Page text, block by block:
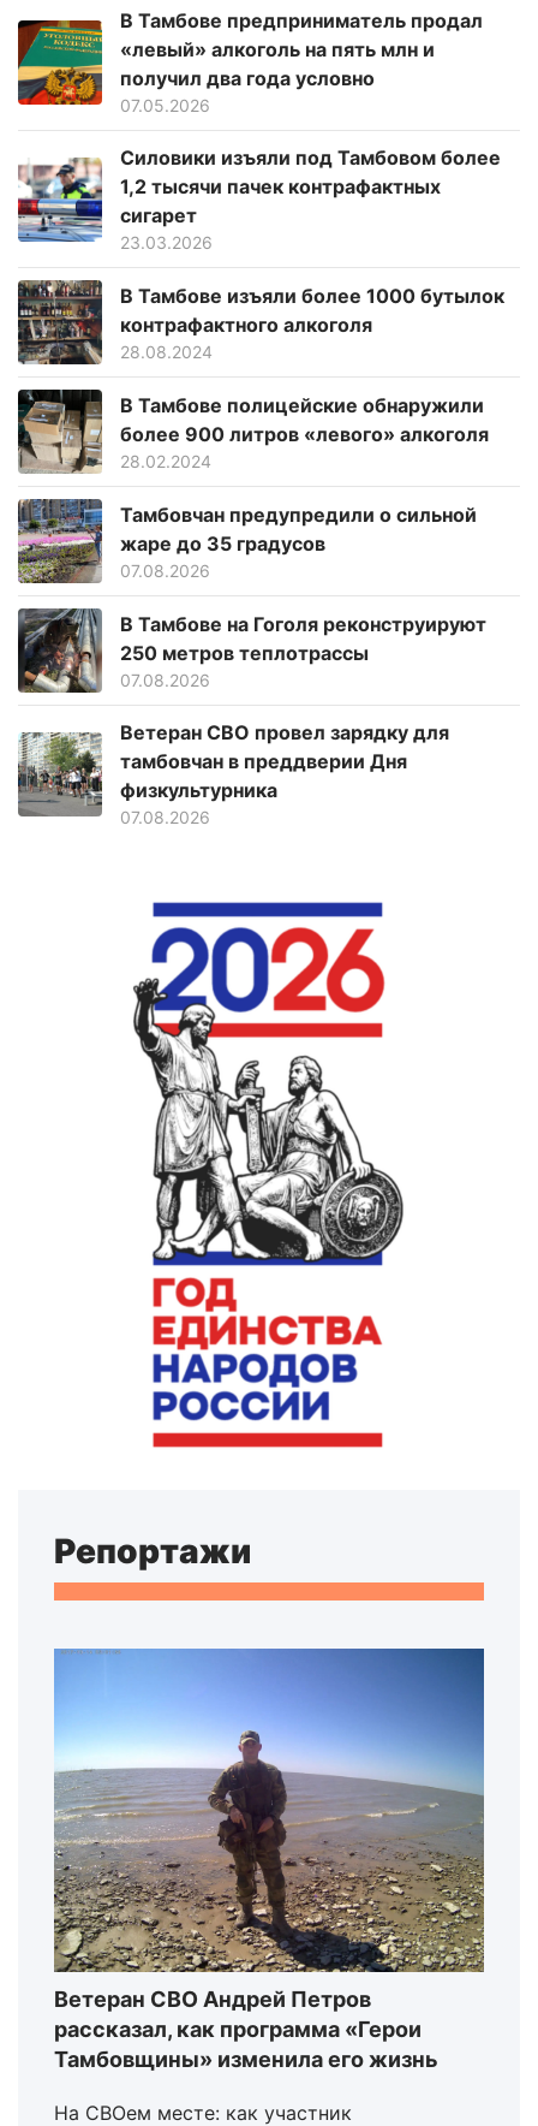
В Тамбове предприниматель продал
«левый» алкоголь на пять млн и
получил два года условно
07.05.2026
Силовики изъяли под Тамбовом более
1,2 тысячи пачек контрафактных
сигарет
23.03.2026
В Тамбове изъяли более 1000 бутылок
контрафактного алкоголя
28.08.2024
В Тамбове полицейские обнаружили
более 900 литров «левого» алкоголя
28.02.2024
Тамбовчан предупредили о сильной
жаре до 35 градусов
07.08.2026
В Тамбове на Гоголя реконструируют
250 метров теплотрассы
07.08.2026
Ветеран СВО провел зарядку для
тамбовчан в преддверии Дня
физкультурника
07.08.2026
Репортажи
Ветеран СВО Андрей Петров
рассказал, как программа «Герои
Тамбовщины» изменила его жизнь
На СВОем месте: как участник